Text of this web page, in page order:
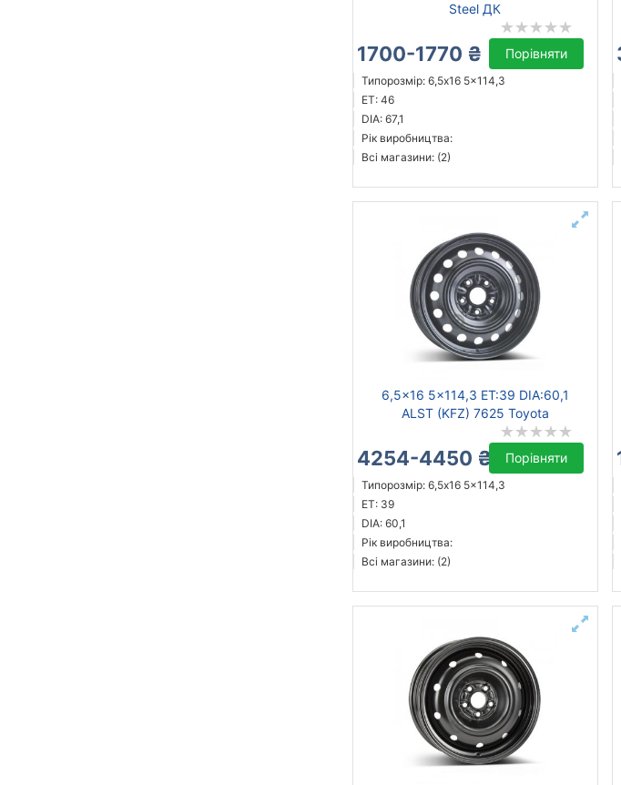
Steel ДК
1700-1770 ₴ Порівняти
Типорозмір: 6,5x16 5x114,3
ET: 46
DIA: 67,1
Рік виробництва:
Всі магазини: (2)
6,5x16 5x114,3 ET:39 DIA:60,1
ALST (KFZ) 7625 Toyota
4254-4450 ₴ Порівняти
Типорозмір: 6,5x16 5x114,3
ET: 39
DIA: 60,1
Рік виробництва:
Всі магазини: (2)